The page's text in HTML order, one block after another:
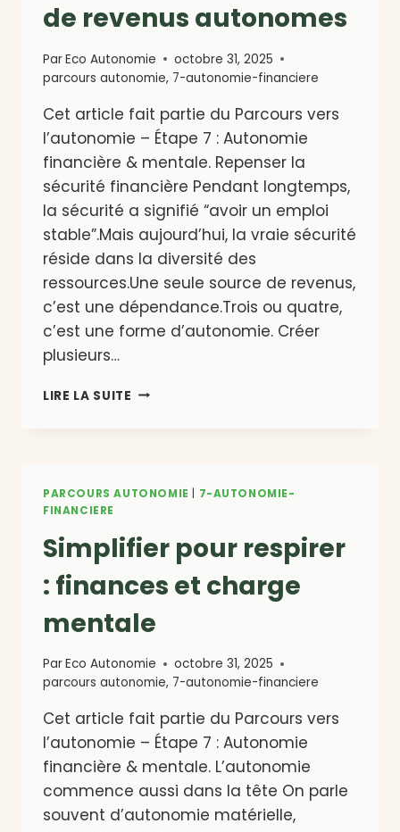
de revenus autonomes
ParEco Autonomie
octobre 31, 2025
parcours autonomie, 7-autonomie-financiere
Cet article fait partie du Parcours vers
l’autonomie – Étape 7 : Autonomie
financière & mentale. Repenser la
sécurité financière Pendant longtemps,
la sécurité a signifié “avoir un emploi
stable”.Mais aujourd’hui, la vraie sécurité
réside dans la diversité des
ressources.Une seule source de revenus,
c’est une dépendance.Trois ou quatre,
c’est une forme d’autonomie. Créer
plusieurs…
LIRE LA SUITE CRÉER
AUTONOMES
PARCOURS AUTONOMIE
7-AUTONOMIE-
FINANCIERE
Simplifier pour respirer
: finances et charge
mentale
ParEco Autonomie
octobre 31, 2025
parcours autonomie, 7-autonomie-financiere
Cet article fait partie du Parcours vers
l’autonomie – Étape 7 : Autonomie
financière & mentale. L’autonomie
commence aussi dans la tête On parle
souvent d’autonomie matérielle,